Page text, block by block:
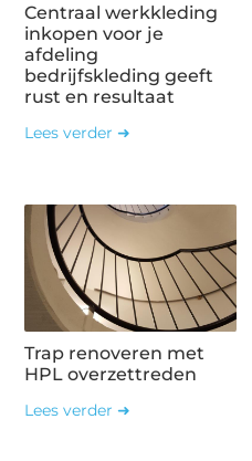
Centraal werkkleding
inkopen voor je
afdeling
bedrijfskleding geeft
rust en resultaat
Lees verder ➜
Trap renoveren met
HPL overzettreden
Lees verder ➜